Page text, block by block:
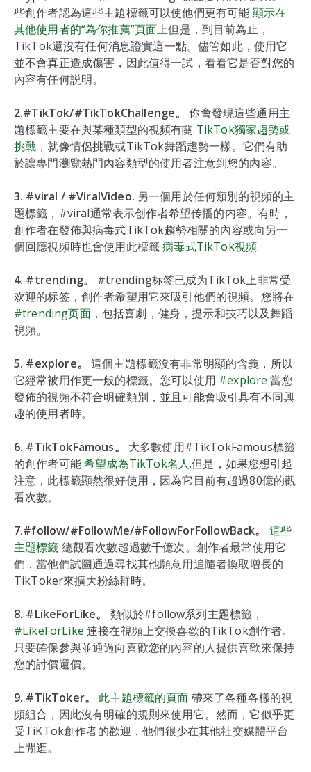
些創作者認為這些主題標籤可以使他們更有可能 顯示在
其他使用者的“為你推薦”頁面上但是，到目前為止，
TikTok還沒有任何消息證實這一點。儘管如此，使用它
並不會真正造成傷害，因此值得一試，看看它是否對您的
內容有任何説明。
2.#TikTok/#TikTokChallenge。
你會發現這些通用主
題標籤主要在與某種類型的視頻有關 TikTok獨家趨勢或
挑戰 ，就像情侶挑戰或TikTok舞蹈趨勢一樣。它們有助
於讓專門瀏覽熱門內容類型的使用者注意到您的內容。
3. #viral / #ViralVideo. 另一個用於任何類別的視頻的主
題標籤，#viral通常表示创作者希望传播的内容。有時，
創作者在發佈與病毒式TikTok趨勢相關的內容或向另一
個回應視頻時也會使用此標籤病毒式TikTok視頻.
4. #trending。
#trending标签已成为TikTok上非常受
欢迎的标签，創作者希望用它來吸引他們的視頻。您將在
#trending页面，包括喜劇，健身，提示和技巧以及舞蹈
視頻。
5. #explore。
這個主題標籤沒有非常明顯的含義，所以
它經常被用作更一般的標籤。您可以使用 #explore 當您
發佈的視頻不符合明確類別，並且可能會吸引具有不同興
趣的使用者時。
6. #TikTokFamous。
大多數使用#TikTokFamous標籤
的創作者可能希望成為TikTok名人.但是，如果您想引起
注意，此標籤顯然很好使用，因為它目前有超過80億的觀
看次數。
7.#follow/#FollowMe/#FollowForFollowBack。
這些
主題標籤 總觀看次數超過數千億次。創作者最常使用它
們，當他們試圖通過尋找其他願意用追隨者換取增長的
TikToker來擴大粉絲群時。
8. #LikeForLike。
類似於#follow系列主題標籤，
#LikeForLike 連接在視頻上交換喜歡的TikTok創作者。
只要確保參與並通過向喜歡您的內容的人提供喜歡來保持
您的討價還價。
9. #TikToker。 此主題標籤的頁面 帶來了各種各樣的視
頻組合，因此沒有明確的規則來使用它。然而，它似乎更
受TiKTok創作者的歡迎，他們很少在其他社交媒體平台
上閒逛。